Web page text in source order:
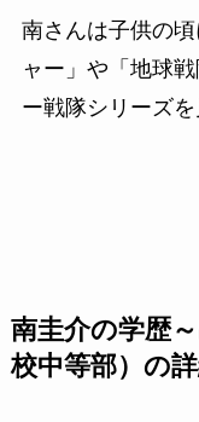
南さんは子供の
ャー」や「地球
ー戦隊シリーズを
南圭介の学歴
校中等部）の